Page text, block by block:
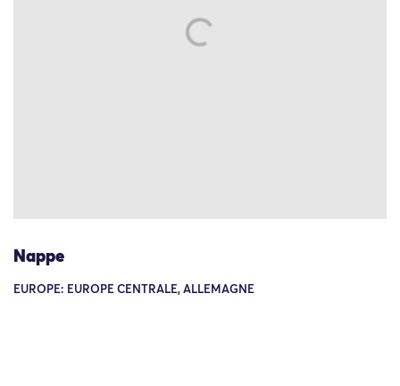
Nappe
EUROPE: EUROPE CENTRALE, ALLEMAGNE